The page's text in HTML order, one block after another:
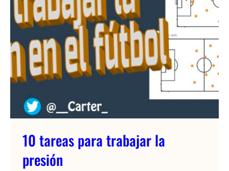
10 tareas para trabajar la
presión